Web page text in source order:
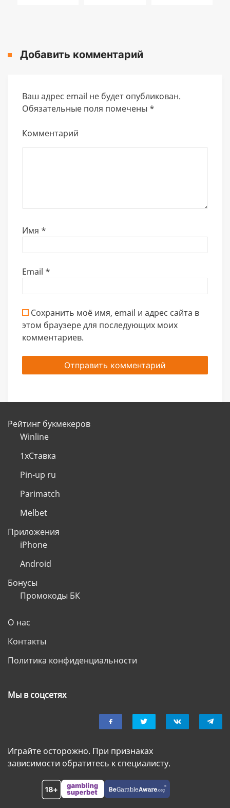
Добавить комментарий
Ваш адрес email не будет опубликован.
Обязательные поля помечены *
Комментарий
Имя *
Email *
Сохранить моё имя, email и адрес сайта в
этом браузере для последующих моих
комментариев.
Рейтинг букмекеров
Winline
1хСтавка
Pin-up ru
Parimatch
Melbet
Приложения
iPhone
Android
Бонусы
Промокоды БК
О нас
Контакты
Политика конфиденциальности
Мы в соцсетях
Играйте осторожно. При признаках
зависимости обратитесь к специалисту.